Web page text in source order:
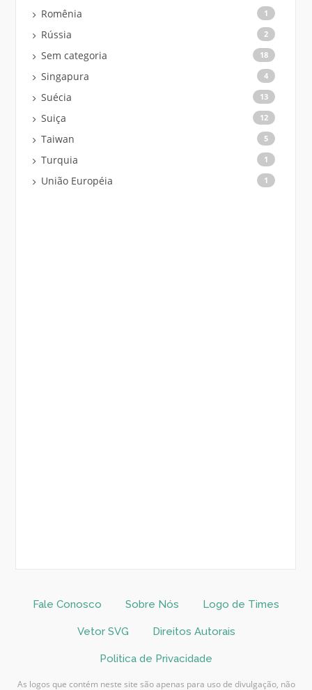
Romênia 1
Rússia 2
Sem categoria 18
Singapura 4
Suécia 13
Suiça 12
Taiwan 5
Turquia 1
União Européia 1
Fale Conosco Sobre Nós Logo de Times
Vetor SVG Direitos Autorais
Politica de Privacidade
As logos que contém neste site são apenas para uso de divulgação, não